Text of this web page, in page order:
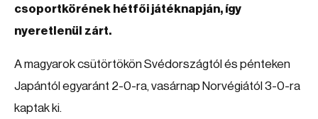
csoportkörének hétfői játéknapján, így
nyeretlenül zárt.
A magyarok csütörtökön Svédországtól és pénteken
Japántól egyaránt 2-0-ra, vasárnap Norvégiától 3-0-ra
kaptak ki.